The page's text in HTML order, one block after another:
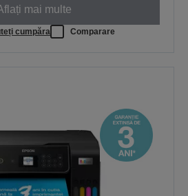
mai multe
cumpăra Comparare